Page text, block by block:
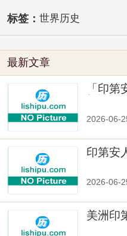
标签： 世界历史
最新文章
「印
2026-06-
印第安
2026-06-
美洲印